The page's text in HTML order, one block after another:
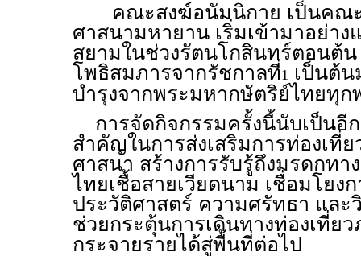
คณะสงฆ์อนัมนิกาย เป็นคณะ
ศาสนามหายาน เริ่มเข้ามาอย่า
สยามในช่วงรัตนโกสินทร์ตอนต้น
โพธิสมภารจากรัชกาลที่1 เป็นต้
บำรุงจากพระมหากษัตริย์ไทยทุ
การจัดกิจกรรมครั้งนี้นับเป็นอี
สำคัญในการส่งเสริมการท่องเที่
ศาสนา สร้างการรับรู้ถึงมรดกท
ไทยเชื้อสายเวียดนาม เชื่อมโยง
ประวัติศาสตร์ ความศรัทธา แล
ช่วยกระตุ้นการเดินทางท่องเที่ย
กระจายรายได้สู่พื้นที่ต่อไป